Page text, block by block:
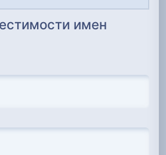
имен